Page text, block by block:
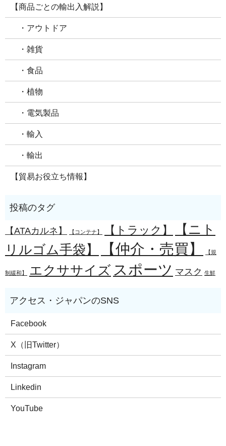
【商品ごとの輸出入解説】
・アウトドア
・雑貨
・食品
・植物
・電気製品
・輸入
・輸出
【貿易お役立ち情報】
【ATAカルネ】 【コンテナ】 【トラック】
【ニト
リルゴム手袋】
【仲介・売買】 【規
制緩和】 エクササイズ スポーツ マスク 生鮮
Facebook
X（旧Twitter）
Instagram
Linkedin
YouTube